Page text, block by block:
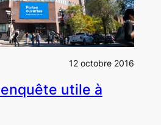
12 octobre 2016
utile à